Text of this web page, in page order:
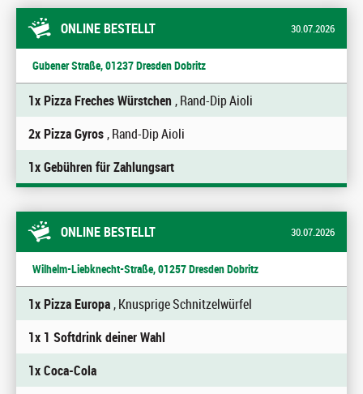
ONLINE BESTELLT 30.07.2026
Gubener Straße, 01237 Dresden Dobritz
1x Pizza Freches Würstchen, Rand-Dip Aioli
2x Pizza Gyros, Rand-Dip Aioli
1x Gebühren für Zahlungsart
ONLINE BESTELLT 30.07.2026
Wilhelm-Liebknecht-Straße, 01257 Dresden Dobritz
1x Pizza Europa, Knusprige Schnitzelwürfel
1x 1 Softdrink deiner Wahl
1x Coca-Cola